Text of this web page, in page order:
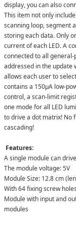
display, you can also
This item not only
scanning loop, segment
storing each data. Only
current of each LED. A
connected to all
addressed in the update
allows each user to
contains a 150μA low-
control, a scan-limit
one mode for all LED
to drive a dot matrix! No
cascading!
Features:
A single module can
The module voltage: 5V
Module Size: 12.8 cm
With 64 fixing screw
Module with input and
modules